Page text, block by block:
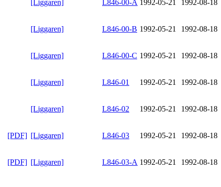
[Liggaren] L846-00-A 1992-05-21 1992-08-18
[Liggaren] L846-00-B 1992-05-21 1992-08-18
[Liggaren] L846-00-C 1992-05-21 1992-08-18
[Liggaren] L846-01 1992-05-21 1992-08-18
[Liggaren] L846-02 1992-05-21 1992-08-18
[PDF] [Liggaren] L846-03 1992-05-21 1992-08-18
[PDF] [Liggaren] L846-03-A 1992-05-21 1992-08-18